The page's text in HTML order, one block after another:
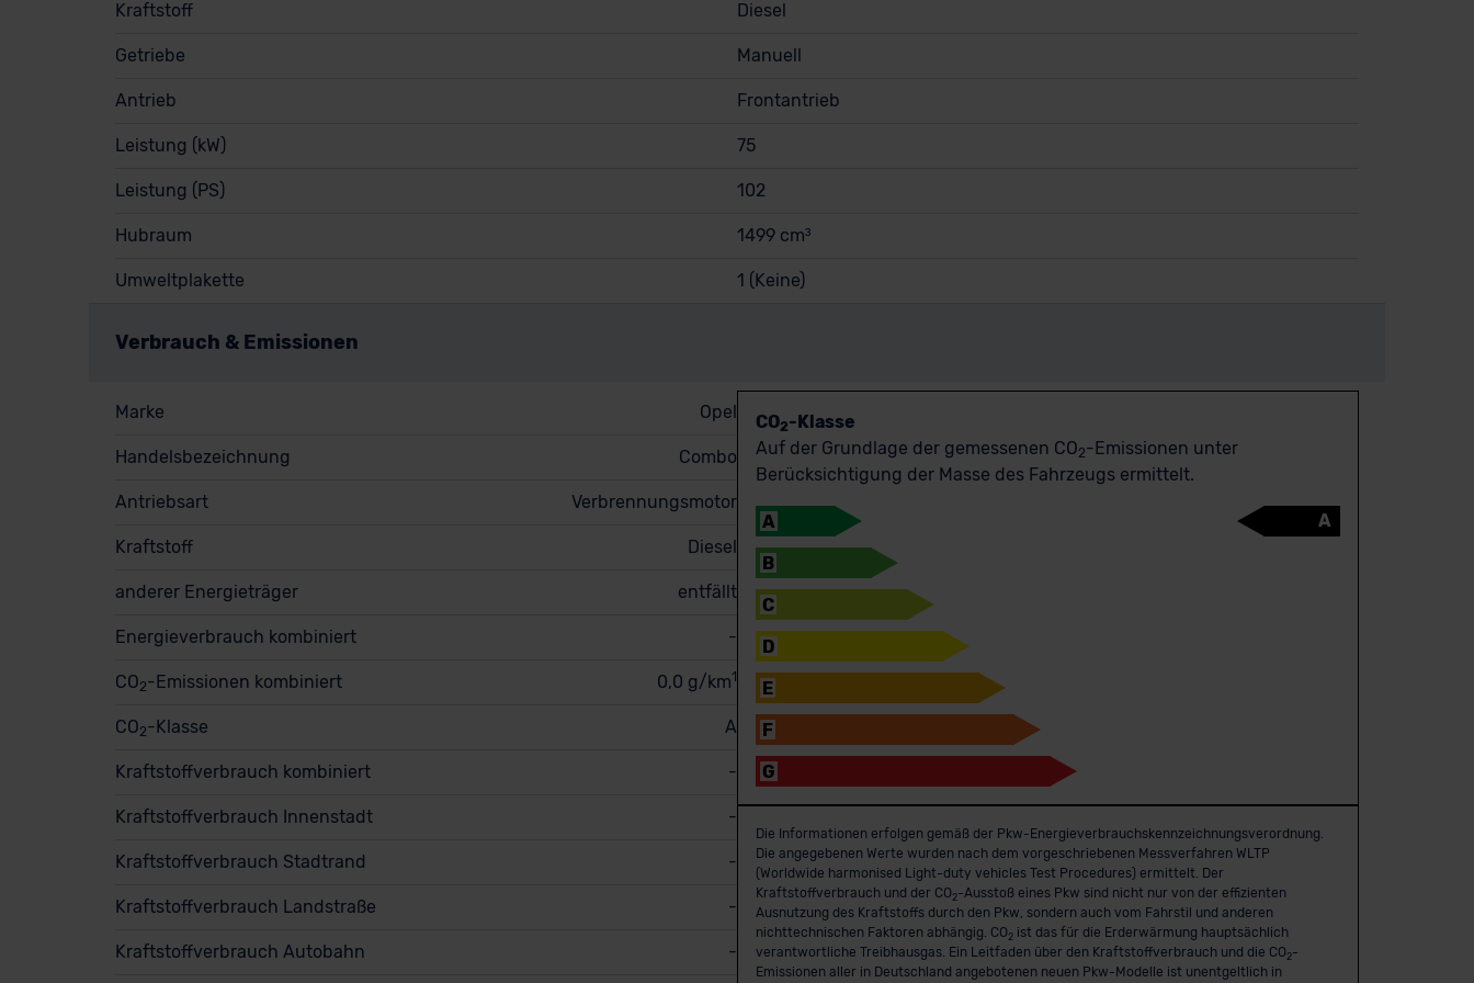
Kraftstoff Diesel
Getriebe Manuell
Antrieb Frontantrieb
Leistung (kW) 75
Leistung (PS) 102
Hubraum 1499 cm³
Umweltplakette 1 (Keine)
Verbrauch & Emissionen
Marke Opel
Handelsbezeichnung Combo
Antriebsart Verbrennungsmotor
Kraftstoff Diesel
anderer Energieträger entfällt
Energieverbrauch kombiniert -
CO2-Emissionen kombiniert 0,0 g/km1
CO2-Klasse A
Kraftstoffverbrauch kombiniert -
Kraftstoffverbrauch Innenstadt -
Kraftstoffverbrauch Stadtrand -
Kraftstoffverbrauch Landstraße -
Kraftstoffverbrauch Autobahn -
CO2-Klasse
Auf der Grundlage der gemessenen CO2-Emissionen unter
Berücksichtigung der Masse des Fahrzeugs ermittelt.
A
B
C
D
E
F
G
A
Die Informationen erfolgen gemäß der Pkw-Energie­verbrauchs­kennzeichnungs­verordnung.
Die angegebenen Werte wurden nach dem vorgeschriebenen Messverfahren WLTP
(Worldwide harmonised Light-duty vehicles Test Procedures) ermittelt. Der
Kraftstoffverbrauch und der CO 2-Ausstoß eines Pkw sind nicht nur von der effizienten
Ausnutzung des Kraftstoffs durch den Pkw, sondern auch vom Fahrstil und anderen
nichttechnischen Faktoren abhängig. CO 2 ist das für die Erderwärmung hauptsächlich
verantwortliche Treibhausgas. Ein Leitfaden über den Kraftstoffverbrauch und die CO 2-
Emissionen aller in Deutschland angebotenen neuen Pkw-Modelle ist unentgeltlich in